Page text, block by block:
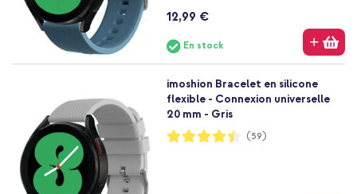
12,99 €
En stock
imoshion Bracelet en silicone
flexible - Connexion universelle
20 mm - Gris
Notation:
89%
(59)